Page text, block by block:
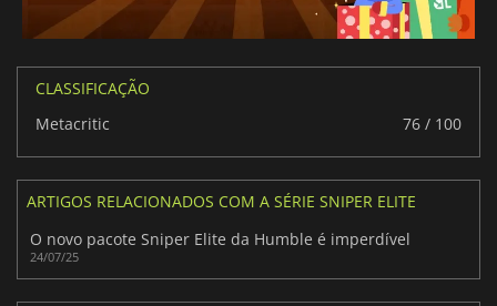
CLASSIFICAÇÃO
Metacritic
76 / 100
ARTIGOS RELACIONADOS COM A SÉRIE SNIPER ELITE
O novo pacote Sniper Elite da Humble é imperdível
24/07/25